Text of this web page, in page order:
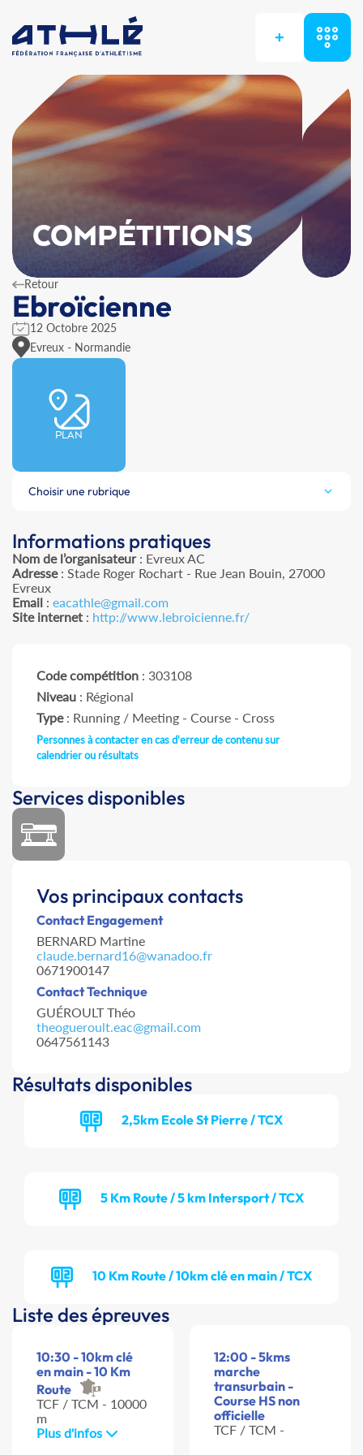
+
COMPÉTITIONS
Retour
Ebroïcienne
12 Octobre 2025
Evreux - Normandie
PLAN
Choisir une rubrique
Informations pratiques
Nom de l’organisateur: Evreux AC
Adresse: Stade Roger Rochart - Rue Jean Bouin, 27000
Evreux
Email : eacathle@gmail.com
Site internet : http://www.lebroicienne.fr/
Code compétition : 303108
Niveau : Régional
Type: Running / Meeting - Course - Cross
Personnes à contacter en cas d'erreur de contenu sur
calendrier ou résultats
Services disponibles
Vos principaux contacts
Contact Engagement
BERNARD Martine
claude.bernard16@wanadoo.fr
0671900147
Contact Technique
GUÉROULT Théo
theogueroult.eac@gmail.com
0647561143
Résultats disponibles
2,5km Ecole St Pierre / TCX
5 Km Route / 5 km Intersport / TCX
10 Km Route / 10km clé en main / TCX
Liste des épreuves
10:30 - 10km clé
en main - 10 Km
Route
TCF / TCM - 10000
m
Plus d'infos
12:00 - 5kms
marche
transurbain -
Course HS non
officielle
TCF / TCM -